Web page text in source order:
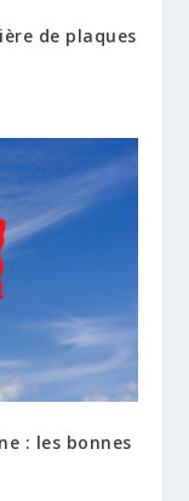
de plaques
: les bonnes